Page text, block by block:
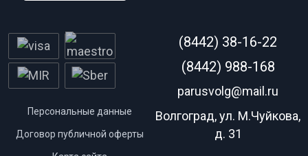
Персональные данные
Договор публичной оферты
(8442) 38-16-22
(8442) 988-168
parusvolg@mail.ru
Волгоград, ул. М.Чуйкова,
д. 31